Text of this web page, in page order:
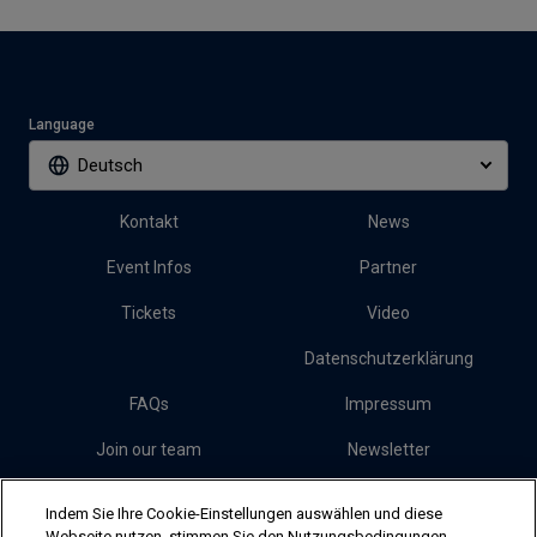
Language
Deutsch
Kontakt News
Event Infos Partner
Tickets Video
Datenschutzerklärung
FAQs Impressum
Join our team Newsletter
Indem Sie Ihre Cookie-Einstellungen auswählen und diese